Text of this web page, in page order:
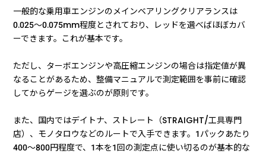
一般的な乗用車エンジンのメインベアリングクリアランスは
0.025〜0.075mm程度とされており、レッドを選べばほぼカバ
ーできます。これが基本です。
ただし、ターボエンジンや高圧縮エンジンの場合は指定値が異
なることがあるため、整備マニュアルで測定範囲を事前に確認
してからゲージを選ぶのが原則です。
また、国内ではデイトナ、ストレート（STRAIGHT/工具専門
店）、モノタロウなどのルートで入手できます。1パックあたり
400〜800円程度で、1本を1回の測定点に使い切るのが基本的な